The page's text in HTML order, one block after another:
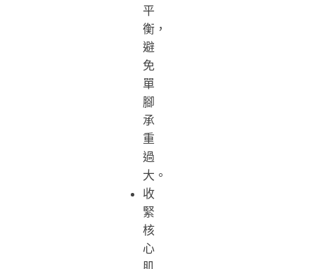
平
衡，
避
免
單
腳
承
重
過
大。
收
緊
核
心